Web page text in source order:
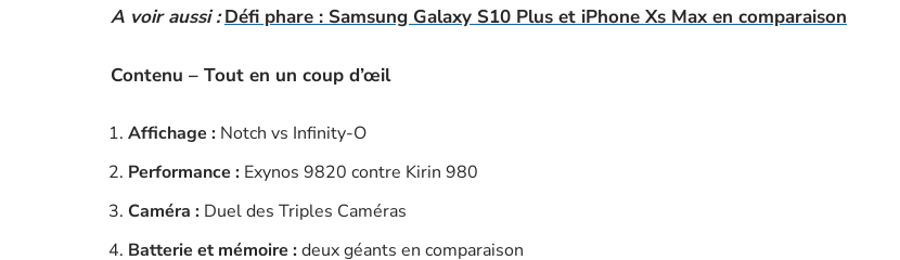
A voir aussi : Défi phare : Samsung Galaxy S10 Plus et iPhone Xs Max en comparaison
Contenu – Tout en un coup d’œil
Affichage : Notch vs Infinity-O
Performance : Exynos 9820 contre Kirin 980
Caméra : Duel des Triples Caméras
Batterie et mémoire :deux géants en comparaison